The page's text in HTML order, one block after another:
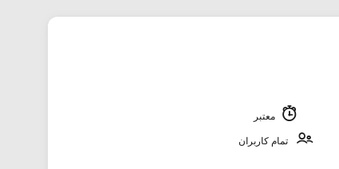
معتبر
تمام کاربران